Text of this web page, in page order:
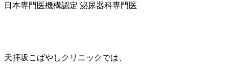
日本専門医機構認定 泌尿器科専門医
天拝坂こばやしクリニックでは、